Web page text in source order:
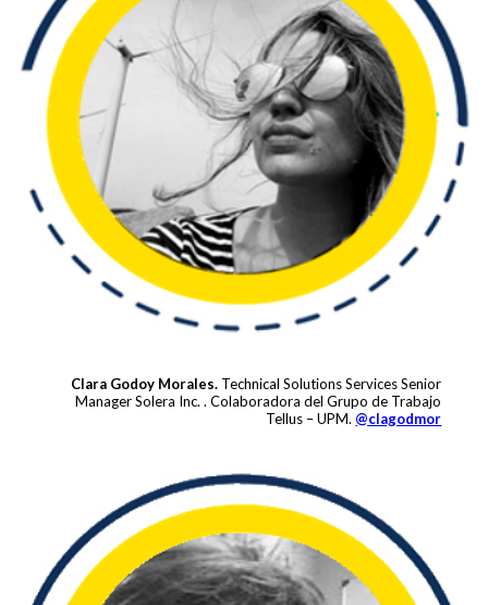
Clara Godoy Morales. Technical Solutions Services Senior
Manager Solera Inc. . Colaboradora del Grupo de Trabajo
Tellus – UPM. @clagodmor